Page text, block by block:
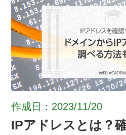
作成日：2023/11/20
IPアドレスとは？